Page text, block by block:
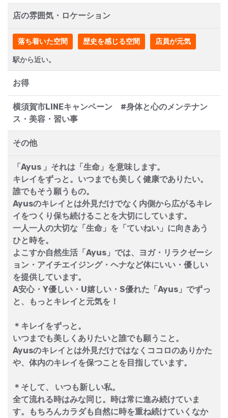
店の雰囲気・ロケーション
落ち着いた空間 歴史を感じる空間 店員が元気
駅から近い。
お得
横須賀市LINEキャンペーン #身体と心のメンテナン
ス・美容・習い事
その他
「Ayus 」それは「生命」を意味します。
キレイをずっと。いつまでも美しく健康でありたい。
誰でもそう願うもの。
Ayusのキレイとは外見だけでなく内側から広がるキレ
イをつくり保ち続けることを大切にしています。
一人一人の大切な「生命」を「ていねい」に向きあう
ひと時を。
よこすか自然生活「Ayus」では、ヨガ・リラクゼーシ
ョン・アイチエイジング・ヘナなど体にいい・優しい
を提供しています。
A安心・Y優しい・U嬉しい・S優れた「Ayus」でずっ
と、もっとキレイと元気を！
＊キレイをずっと。
いつまでも美しくありたいと誰でも願うこと。
Ayusのキレイとは外見だけではなくココロのありかた
や、体内のキレイを保つことを目指しています。
＊そして、 いつも新しい私。
全て流れる時はみな同じ。時は常に進み続けていま
す。もちろんカラダも自然に時を重ね続けていくなか